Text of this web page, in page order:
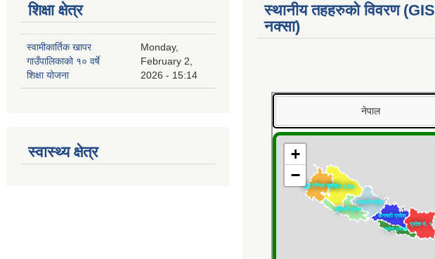
शिक्षा क्षेत्र
स्वामीकार्तिक खापर
गाउँपालिकाको १० वर्षे
शिक्षा योजना
Monday,
February 2,
2026 - 15:14
स्वास्थ्य क्षेत्र
स्थानीय तहहरुको विवरण (GIS
नक्सा)